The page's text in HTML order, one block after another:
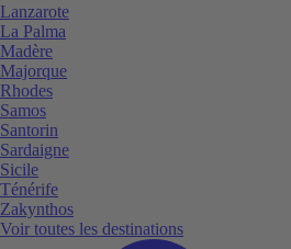
Lanzarote
La Palma
Madère
Majorque
Rhodes
Samos
Santorin
Sardaigne
Sicile
Ténérife
Zakynthos
Voir toutes les destinations